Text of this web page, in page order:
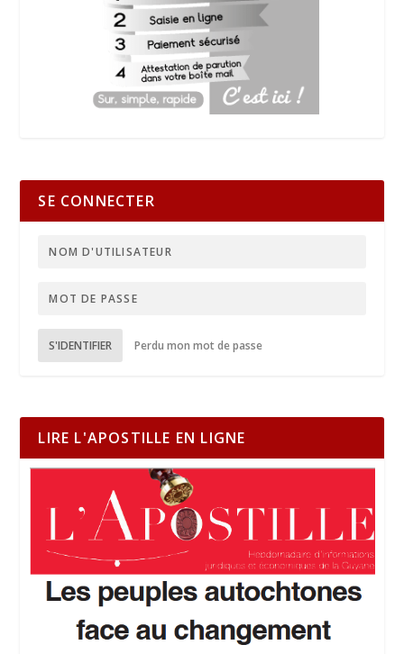
SE CONNECTER
S'IDENTIFIER Perdu mon mot de passe
LIRE L'APOSTILLE EN LIGNE